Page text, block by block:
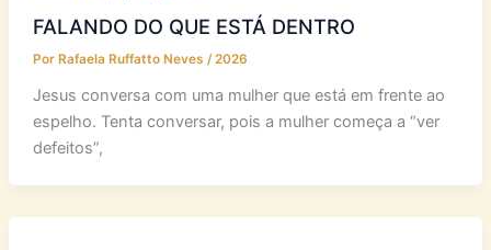
FALANDO DO QUE ESTÁ DENTRO
Por Rafaela Ruffatto Neves /2026
Jesus conversa com uma mulher que está em frente ao
espelho. Tenta conversar, pois a mulher começa a “ver
defeitos”,